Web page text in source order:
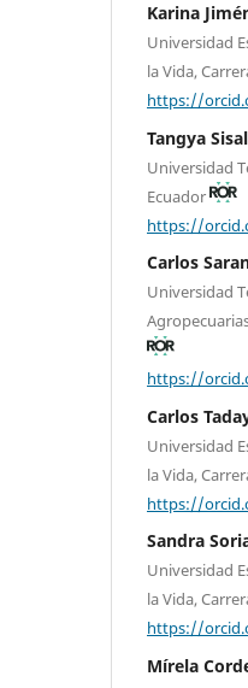
Karina
Universidad
la Vida,
https://
Tangya
Universidad
Ecuador
https://
Carlos
Universidad
https://
Carlos
Universidad
la Vida,
https://
Sandra
Universidad
la Vida,
https://
Mírela